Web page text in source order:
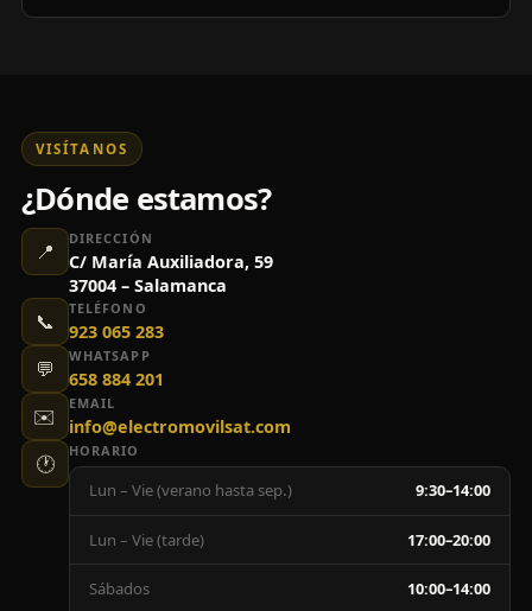
VISÍTANOS
¿Dónde estamos?
📍
DIRECCIÓN
C/ María Auxiliadora, 59
37004 – Salamanca
📞
TELÉFONO
923 065 283
💬
WHATSAPP
658 884 201
✉️
EMAIL
info@electromovilsat.com
🕐
HORARIO
Lun – Vie (verano hasta sep.) 9:30–14:00
Lun – Vie (tarde) 17:00–20:00
Sábados 10:00–14:00